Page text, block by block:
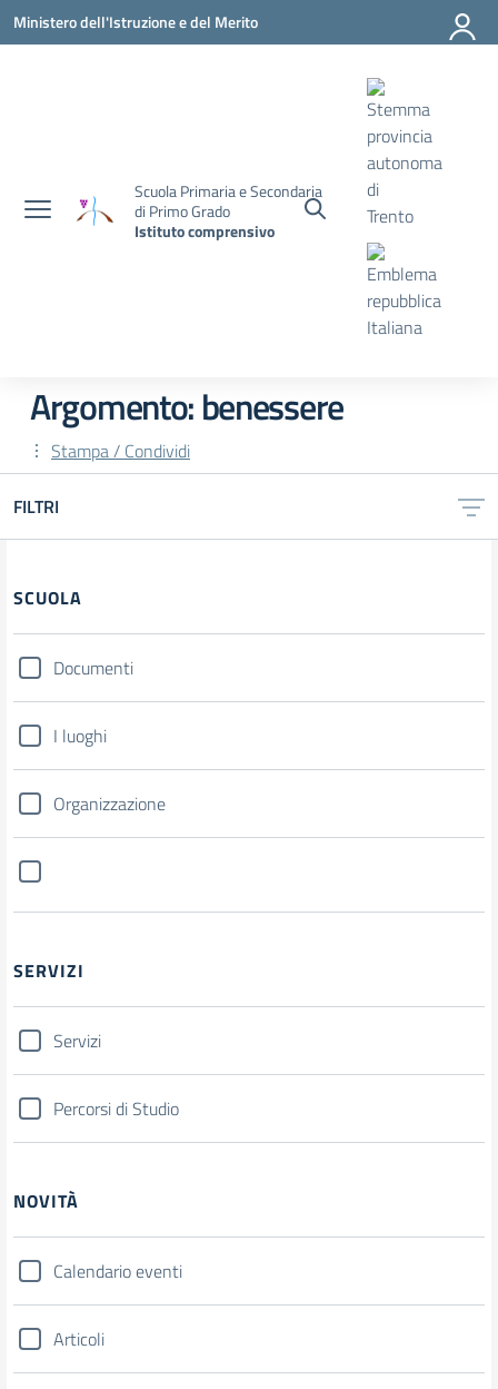
Vai ai contenuti
Vai al menu di navigazione
Vai al footer
Ministero dell'Istruzione e del Merito
Scuola Primaria e Secondaria
di Primo Grado
Istituto comprensivo
Argomento: benessere
Stampa / Condividi
FILTRI
SCUOLA
Documenti
I luoghi
Organizzazione
SERVIZI
Servizi
Percorsi di Studio
NOVITÀ
Calendario eventi
Articoli